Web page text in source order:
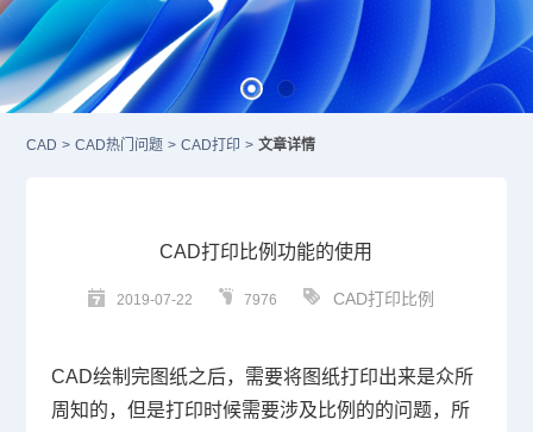
CAD > CAD热门问题 > CAD打印 > 文章详情
CAD打印比例功能的使用
2019-07-22 7976 CAD打印比例
CAD绘制完图纸之后，需要将图纸打印出来是众所
周知的，但是打印时候需要涉及比例的的问题，所